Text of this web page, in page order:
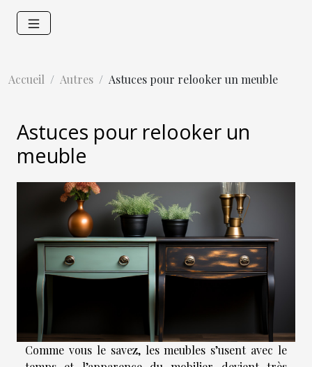
Accueil Autres Astuces pour relooker un meuble
Astuces pour relooker un
meuble
Comme vous le savez, les meubles s’usent avec le